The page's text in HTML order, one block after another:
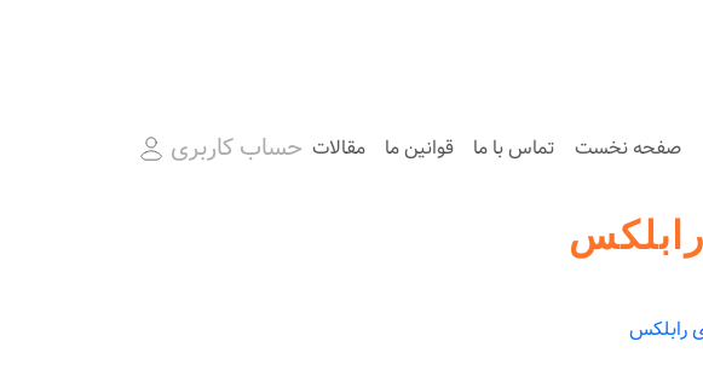
صفحه نخست تماس با ما قوانین ما مقالات حساب کاربری